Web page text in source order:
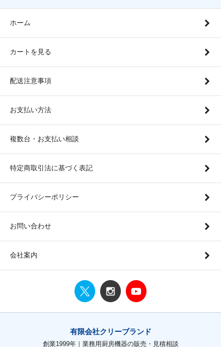
ホーム
カートを見る
配送注意事項
お支払い方法
複数台・お支払い相談
特定商取引法に基づく表記
プライバシーポリシー
お問い合わせ
会社案内
有限会社クリーブランド
創業1999年｜業務用厨房機器の販売・見積相談